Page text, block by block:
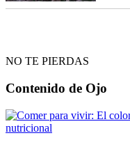
NO TE PIERDAS
Contenido de Ojo